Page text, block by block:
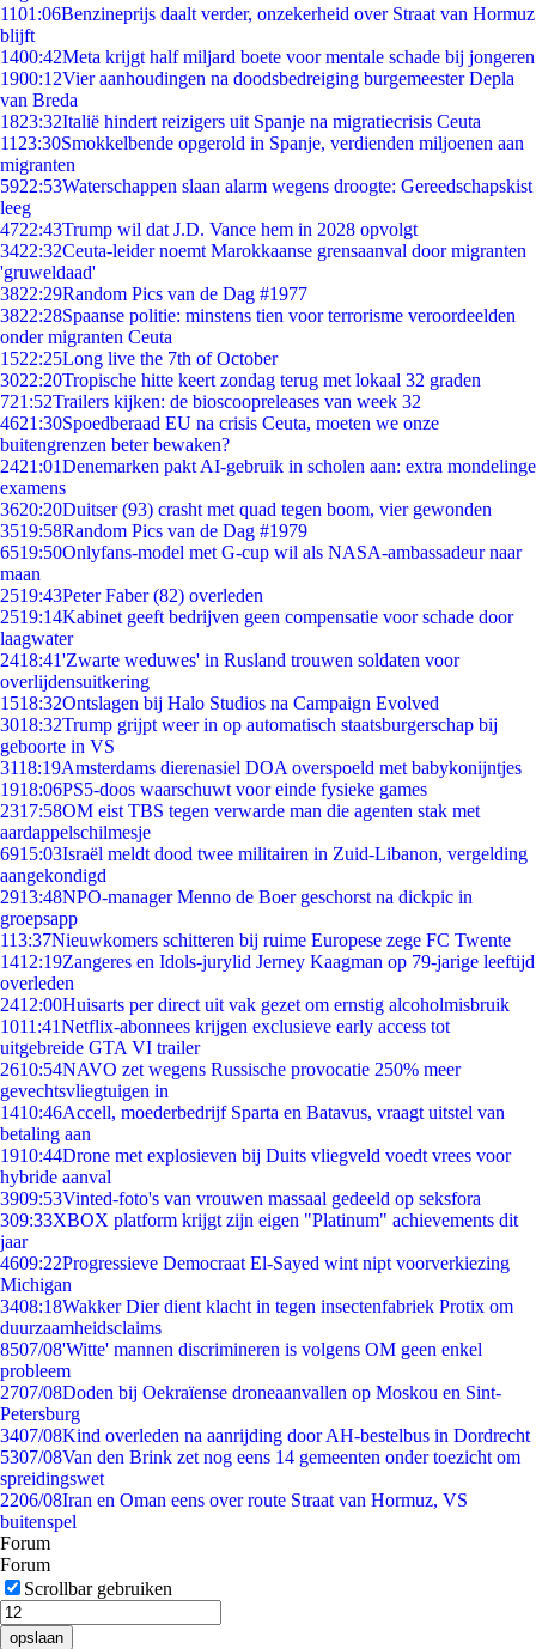
1101:06Benzineprijs daalt verder, onzekerheid over Straat van Hormuz
blijft
1400:42Meta krijgt half miljard boete voor mentale schade bij jongeren
1900:12Vier aanhoudingen na doodsbedreiging burgemeester Depla
van Breda
1823:32Italië hindert reizigers uit Spanje na migratiecrisis Ceuta
11 23:30Smokkelbende opgerold in Spanje, verdienden miljoenen aan
migranten
5922:53Waterschappen slaan alarm wegens droogte: Gereedschapskist
leeg
4722:43Trump wil dat J.D. Vance hem in 2028 opvolgt
3422:32Ceuta-leider noemt Marokkaanse grensaanval door migranten
'gruweldaad'
3822:29Random Pics van de Dag #1977
3822:28Spaanse politie: minstens tien voor terrorisme veroordeelden
onder migranten Ceuta
1522:25Long live the 7th of October
3022:20Tropische hitte keert zondag terug met lokaal 32 graden
721:52Trailers kijken: de bioscoopreleases van week 32
4621:30Spoedberaad EU na crisis Ceuta, moeten we onze
buitengrenzen beter bewaken?
2421:01Denemarken pakt AI-gebruik in scholen aan: extra mondelinge
examens
3620:20Duitser (93) crasht met quad tegen boom, vier gewonden
3519:58Random Pics van de Dag #1979
6519:50Onlyfans-model met G-cup wil als NASA-ambassadeur naar
maan
2519:43Peter Faber (82) overleden
2519:14Kabinet geeft bedrijven geen compensatie voor schade door
laagwater
2418:41'Zwarte weduwes' in Rusland trouwen soldaten voor
overlijdensuitkering
1518:32Ontslagen bij Halo Studios na Campaign Evolved
3018:32Trump grijpt weer in op automatisch staatsburgerschap bij
geboorte in VS
3118:19Amsterdams dierenasiel DOA overspoeld met babykonijntjes
1918:06PS5-doos waarschuwt voor einde fysieke games
2317:58OM eist TBS tegen verwarde man die agenten stak met
aardappelschilmesje
6915:03Israël meldt dood twee militairen in Zuid-Libanon, vergelding
aangekondigd
2913:48NPO-manager Menno de Boer geschorst na dickpic in
groepsapp
113:37Nieuwkomers schitteren bij ruime Europese zege FC Twente
1412:19Zangeres en Idols-jurylid Jerney Kaagman op 79-jarige leeftijd
overleden
2412:00Huisarts per direct uit vak gezet om ernstig alcoholmisbruik
1011:41Netflix-abonnees krijgen exclusieve early access tot
uitgebreide GTA VI trailer
2610:54NAVO zet wegens Russische provocatie 250% meer
gevechtsvliegtuigen in
1410:46Accell, moederbedrijf Sparta en Batavus, vraagt uitstel van
betaling aan
1910:44Drone met explosieven bij Duits vliegveld voedt vrees voor
hybride aanval
3909:53Vinted-foto's van vrouwen massaal gedeeld op seksfora
309:33XBOX platform krijgt zijn eigen "Platinum" achievements dit
jaar
4609:22Progressieve Democraat El-Sayed wint nipt voorverkiezing
Michigan
3408:18Wakker Dier dient klacht in tegen insectenfabriek Protix om
duurzaamheidsclaims
8507/08'Witte' mannen discrimineren is volgens OM geen enkel
probleem
2707/08Doden bij Oekraïense droneaanvallen op Moskou en Sint-
Petersburg
3407/08Kind overleden na aanrijding door AH-bestelbus in Dordrecht
5307/08Van den Brink zet nog eens 14 gemeenten onder toezicht om
spreidingswet
2206/08Iran en Oman eens over route Straat van Hormuz, VS
buitenspel
Forum
Forum
Scrollbar gebruiken
opslaan